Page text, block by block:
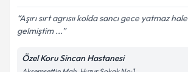
Aşırı sırt agrısıı kolda sancı gece yatmaz hale
gelmiştim ...
Özel Koru Sincan Hastanesi